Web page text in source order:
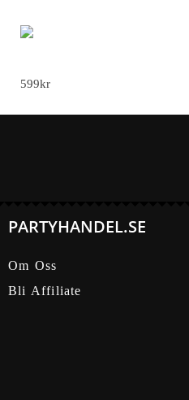
599kr
PARTYHANDEL.SE
Om Oss
Bli Affiliate